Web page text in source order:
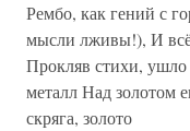
Рембо, как гений с
мысли лживы!), И
Прокляв стихи, ушло
металл Над золотом
скряга, золото